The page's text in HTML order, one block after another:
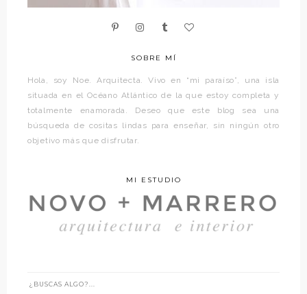
SOBRE MÍ
Hola, soy Noe. Arquitecta. Vivo en “mi paraíso”, una isla
situada en el Océano Atlántico de la que estoy completa y
totalmente enamorada. Deseo que este blog sea una
búsqueda de cositas lindas para enseñar, sin ningún otro
objetivo más que disfrutar.
MI ESTUDIO